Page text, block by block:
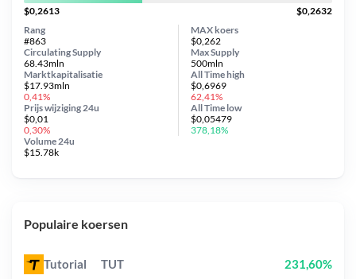
$0,2613
$0,2632
MAX koers
$0,262
Circulating Supply
68.43mln
Prijs wijziging 24u
$0,01
0,30%
Max Supply
500mln
Marktkapitalisatie
$17.93mln
0,41%
Volume 24u
$15.78k
Rang
#863
All Timehigh
$0,6969
62,41%
All Time low
$0,05479
378,18%
Populaire koersen
Tutorial TUT 231,60%